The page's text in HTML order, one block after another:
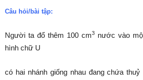
Câu hỏi/bài tập:
Người ta đổ thêm 100 cm3 nước vào
hình chữ U
có hai nhánh giống nhau đang chứa